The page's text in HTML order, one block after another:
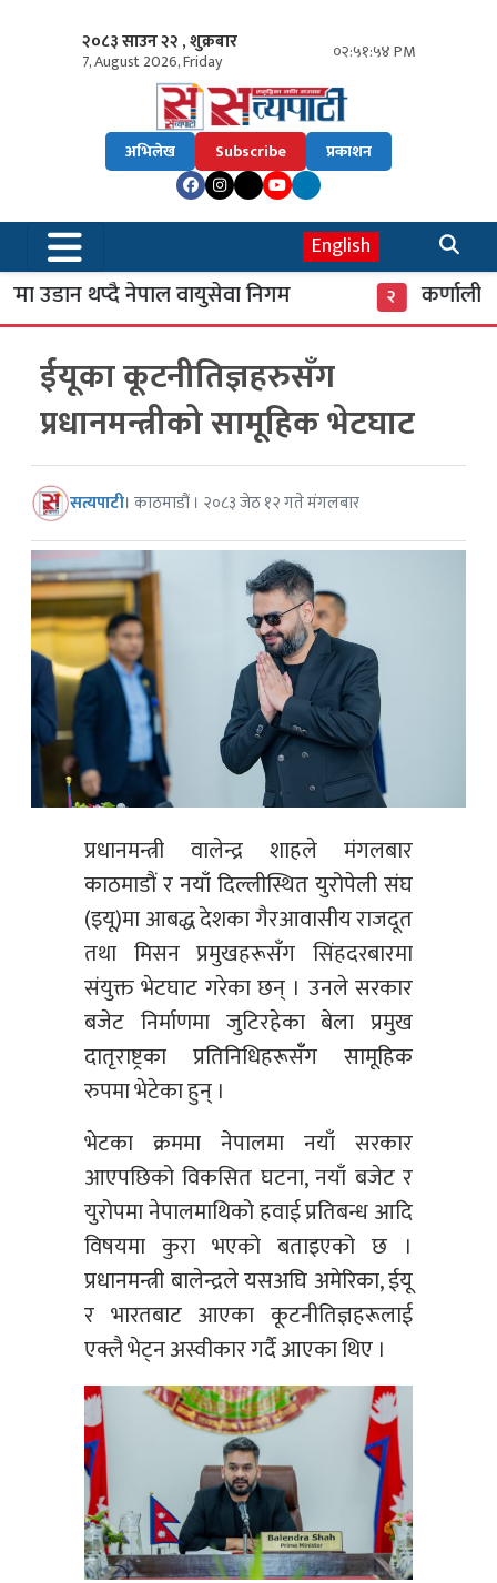
२०८३ साउन २२ , शुक्रबार
7, August 2026, Friday ०२:५१:५५ PM
अभिलेख Subscribe प्रकाशन
English
उडान थप्दै नेपाल वायुसेवा निगम कर्णाली
ईयूका कूटनीतिज्ञहरुसँग
प्रधानमन्त्रीको सामूहिक भेटघाट
सत्यपाटी। काठमाडौं । २०८३ जेठ १२ गते मंगलबार
प्रधानमन्त्री वालेन्द्र शाहले मंगलबार
काठमाडौं र नयाँ दिल्लीस्थित युरोपेली संघ
(इयू)मा आबद्ध देशका गैरआवासीय राजदूत
तथा मिसन प्रमुखहरूसँग सिंहदरबारमा
संयुक्त भेटघाट गरेका छन् । उनले सरकार
बजेट निर्माणमा जुटिरहेका बेला प्रमुख
दातृराष्ट्रका प्रतिनिधिहरूसँँग सामूहिक
रुपमा भेटेका हुन् ।
भेटका क्रममा नेपालमा नयाँ सरकार
आएपछिको विकसित घटना, नयाँ बजेट र
युरोपमा नेपालमाथिको हवाई प्रतिबन्ध आदि
विषयमा कुरा भएको बताइएको छ ।
प्रधानमन्त्री बालेन्द्रले यसअघि अमेरिका, ईयू
र भारतबाट आएका कूटनीतिज्ञहरूलाई
एक्लै भेट्न अस्वीकार गर्दै आएका थिए ।